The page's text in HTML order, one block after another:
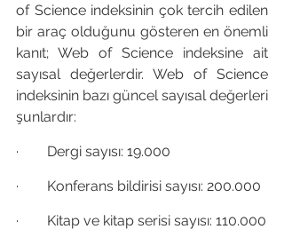
of Science indeksinin çok tercih edilen
bir araç olduğunu gösteren en önemli
kanıt; Web of Science indeksine ait
sayısal değerlerdir. Web of Science
indeksinin bazı güncel sayısal değerleri
şunlardır:
·        Dergi sayısı: 19.000
·        Konferans bildirisi sayısı: 200.000
·        Kitap ve kitap serisi sayısı: 110.000